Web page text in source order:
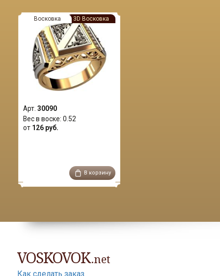
Восковка 3D Восковка
Арт. 30090
Вес в воске: 0.52
от 126 руб.
В корзину
VOSKOVOK.net
Как сделать заказ